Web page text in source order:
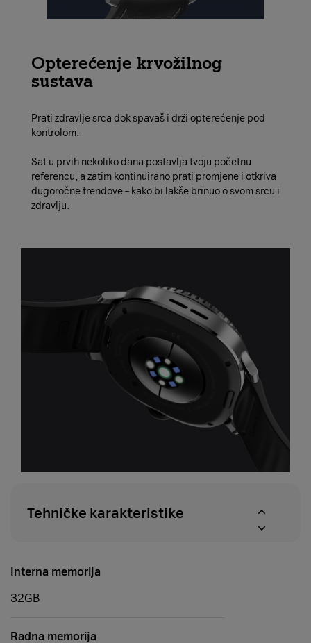
Opterećenje krvožilnog
sustava
Prati zdravlje srca dok spavaš i drži opterećenje pod
kontrolom.
Sat u prvih nekoliko dana postavlja tvoju početnu
referencu, a zatim kontinuirano prati promjene i otkriva
dugoročne trendove – kako bi lakše brinuo o svom srcu i
zdravlju.
Tehničke karakteristike
Interna memorija
32GB
Radna memorija